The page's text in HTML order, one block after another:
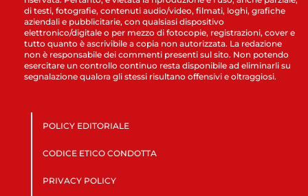
di testi, fotografie, contenuti audio/video, filmati, loghi, grafiche
aziendali e pubblicitarie, con qualsiasi dispositivo
elettronico/digitale o per mezzo di fotocopie, registrazioni, cover e
tutto quanto è ascrivibile a copia non autorizzata. La redazione
non è responsabile dei commenti presenti sul sito. Non potendo
esercitare un controllo continuo resta disponibile ad eliminarli su
segnalazione qualora gli stessi risultano offensivi e oltraggiosi.
POLICY EDITORIALE
CODICE ETICO CONDOTTA
PRIVACY POLICY